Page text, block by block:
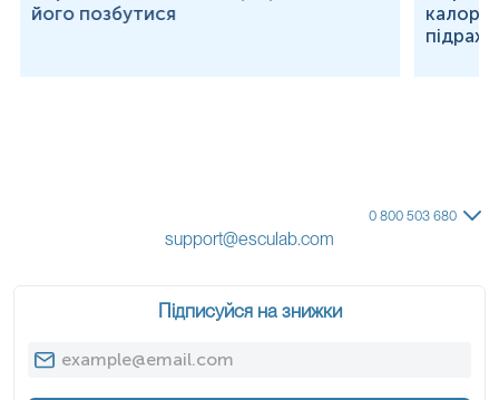
його позбутися
0 800 503 680
support@esculab.com
Підписуйся на знижки